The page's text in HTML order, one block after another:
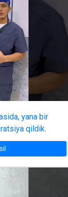
yana bir
qildik.